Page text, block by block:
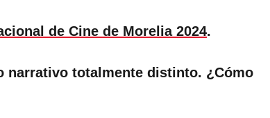
de Cine de Morelia 2024.
narrativo totalmente distinto. ¿Cómo